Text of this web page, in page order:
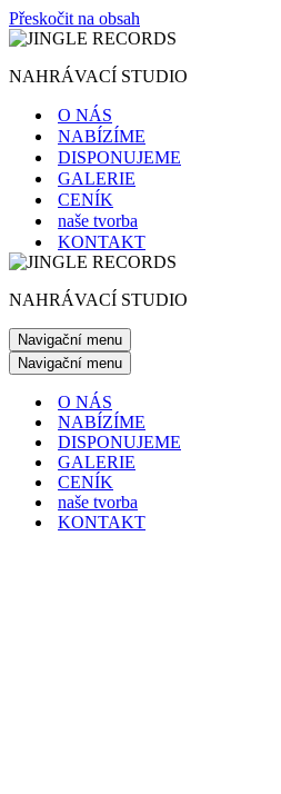
Přeskočit na obsah
NAHRÁVACÍ STUDIO
O NÁS
NABÍZÍME
DISPONUJEME
GALERIE
CENÍK
naše tvorba
KONTAKT
NAHRÁVACÍ STUDIO
Navigační menu
Navigační menu
O NÁS
NABÍZÍME
DISPONUJEME
GALERIE
CENÍK
naše tvorba
KONTAKT